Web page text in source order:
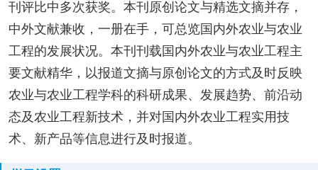
刊评比中多次获奖。本刊原创论文与精选文摘并存，
中外文献兼收，一册在手，可总览国内外农业与农业
工程的发展状况。本刊刊载国内外农业与农业工程主
要文献精华，以报道文摘与原创论文的方式及时反映
农业与农业工程学科的科研成果、发展趋势、前沿动
态及农业工程新技术，并对国内外农业工程实用技
术、新产品等信息进行及时报道。